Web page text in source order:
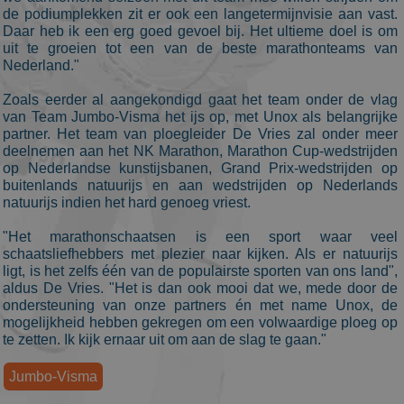
de podiumplekken zit er ook een langetermijnvisie aan vast.
Daar heb ik een erg goed gevoel bij. Het ultieme doel is om
uit te groeien tot een van de beste marathonteams van
Nederland."
Zoals eerder al aangekondigd gaat het team onder de vlag
van Team Jumbo-Visma het ijs op, met Unox als belangrijke
partner. Het team van ploegleider De Vries zal onder meer
deelnemen aan het NK Marathon, Marathon Cup-wedstrijden
op Nederlandse kunstijsbanen, Grand Prix-wedstrijden op
buitenlands natuurijs en aan wedstrijden op Nederlands
natuurijs indien het hard genoeg vriest.
"Het marathonschaatsen is een sport waar veel
schaatsliefhebbers met plezier naar kijken. Als er natuurijs
ligt, is het zelfs één van de populairste sporten van ons land",
aldus De Vries. "Het is dan ook mooi dat we, mede door de
ondersteuning van onze partners én met name Unox, de
mogelijkheid hebben gekregen om een volwaardige ploeg op
te zetten. Ik kijk ernaar uit om aan de slag te gaan."
Jumbo-Visma
Naam
Domein
Vervaldatum
Google LLC
.schaatspeloton.nl
1 jaar 1
maand
name is
Universal
Analytics -
which is a
significant
update to
Google's
more
commonly
used
cookie is
to
distinguish
unique users
by assigning
a randomly
generated
number as a
client